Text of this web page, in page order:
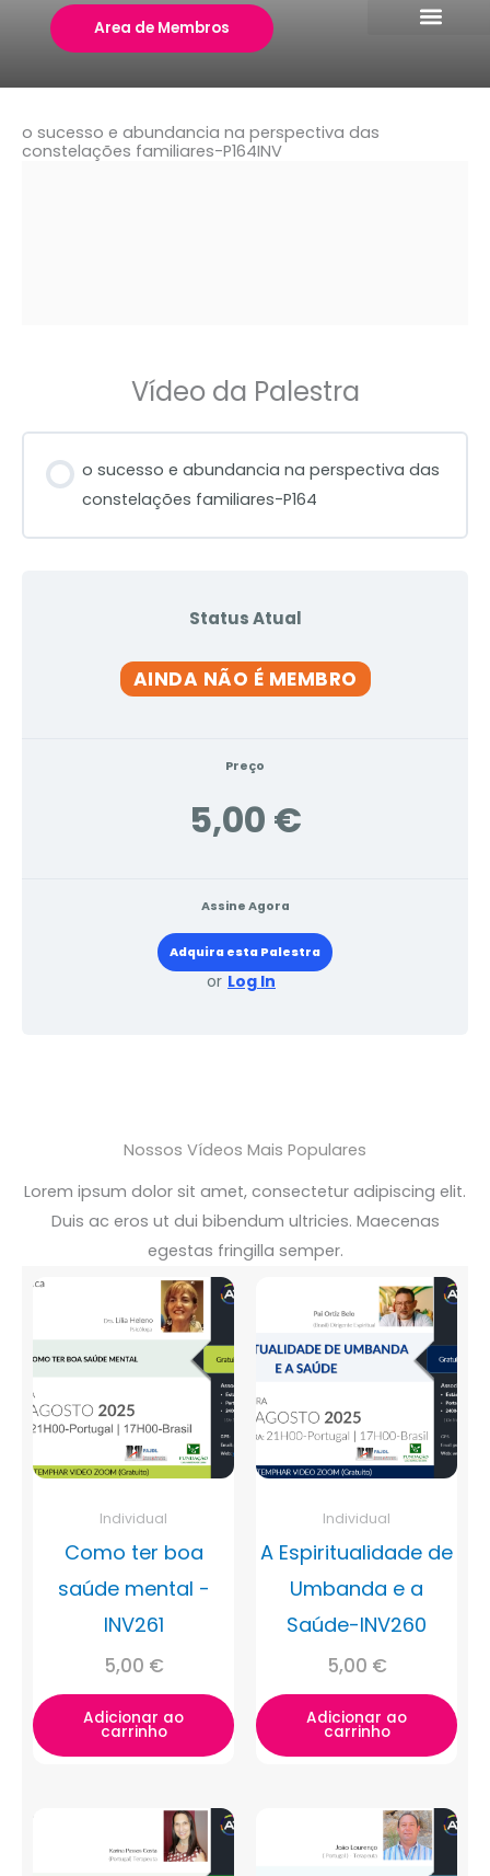
Area de Membros
o sucesso e abundancia na perspectiva das
constelações familiares-P164INV
Vídeo da Palestra
o sucesso e abundancia na perspectiva das
constelações familiares-P164
Status Atual
AINDA NÃO É MEMBRO
Preço
5,00 €
Assine Agora
Adquira esta Palestra
or Log In
Nossos Vídeos Mais Populares
Lorem ipsum dolor sit amet, consectetur adipiscing elit.
Duis ac eros ut dui bibendum ultricies. Maecenas
egestas fringilla semper.
Individual
Como ter boa
saúde mental -
INV261
5,00 €
Adicionar ao
carrinho
Individual
A Espiritualidade de
Umbanda e a
Saúde-INV260
5,00 €
Adicionar ao
carrinho